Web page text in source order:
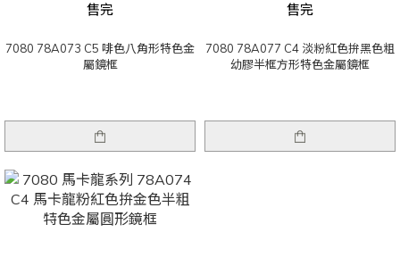
售完
7080 78A073 C5 啡色八角形特色金
屬鏡框
售完
7080 78A077 C4 淡粉紅色拚黑色粗
幼膠半框方形特色金屬鏡框